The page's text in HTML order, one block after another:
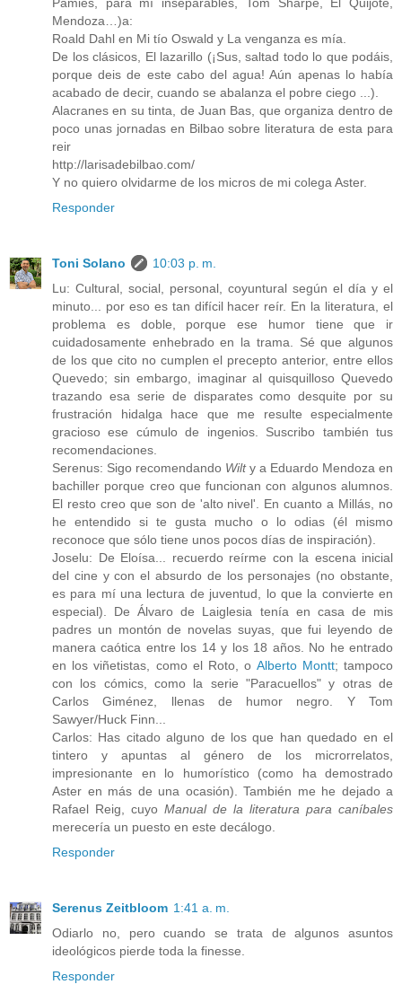
Pamies, para mí inseparables, Tom Sharpe, El Quijote,
Mendoza…)a:
Roald Dahl en Mi tío Oswald y La venganza es mía.
De los clásicos, El lazarillo (¡Sus, saltad todo lo que podáis,
porque deis de este cabo del agua! Aún apenas lo había
acabado de decir, cuando se abalanza el pobre ciego ...).
Alacranes en su tinta, de Juan Bas, que organiza dentro de
poco unas jornadas en Bilbao sobre literatura de esta para
reir
http://larisadebilbao.com/
Y no quiero olvidarme de los micros de mi colega Aster.
Responder
Toni Solano
10:03 p. m.
Lu: Cultural, social, personal, coyuntural según el día y el
minuto... por eso es tan difícil hacer reír. En la literatura, el
problema es doble, porque ese humor tiene que ir
cuidadosamente enhebrado en la trama. Sé que algunos
de los que cito no cumplen el precepto anterior, entre ellos
Quevedo; sin embargo, imaginar al quisquilloso Quevedo
trazando esa serie de disparates como desquite por su
frustración hidalga hace que me resulte especialmente
gracioso ese cúmulo de ingenios. Suscribo también tus
recomendaciones.
Serenus: Sigo recomendando Wilty a Eduardo Mendoza en
bachiller porque creo que funcionan con algunos alumnos.
El resto creo que son de 'alto nivel'. En cuanto a Millás, no
he entendido si te gusta mucho o lo odias (él mismo
reconoce que sólo tiene unos pocos días de inspiración).
Joselu: De Eloísa... recuerdo reírme con la escena inicial
del cine y con el absurdo de los personajes (no obstante,
es para mí una lectura de juventud, lo que la convierte en
especial). De Álvaro de Laiglesia tenía en casa de mis
padres un montón de novelas suyas, que fui leyendo de
manera caótica entre los 14 y los 18 años. No he entrado
en los viñetistas, como el Roto, o Alberto Montt; tampoco
con los cómics, como la serie "Paracuellos" y otras de
Carlos Giménez, llenas de humor negro. Y Tom
Sawyer/Huck Finn...
Carlos: Has citado alguno de los que han quedado en el
tintero y apuntas al género de los microrrelatos,
impresionante en lo humorístico (como ha demostrado
Aster en más de una ocasión). También me he dejado a
Rafael Reig, cuyo Manual de la literatura para caníbales
merecería un puesto en este decálogo.
Responder
Serenus Zeitbloom 1:41 a. m.
Odiarlo no, pero cuando se trata de algunos asuntos
ideológicos pierde toda la finesse.
Responder